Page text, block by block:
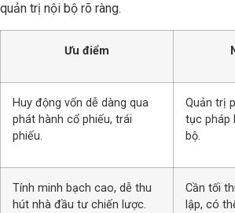
quản trị nội bộ rõ ràng.
Ưu điểm
Huy động vốn dễ dàng qua
phát hành cổ phiếu, trái
phiếu.
Quản trị
tục pháp
bộ.
Tính minh bạch cao, dễ thu
hút nhà đầu tư chiến lược.
Cần tối
lập, có